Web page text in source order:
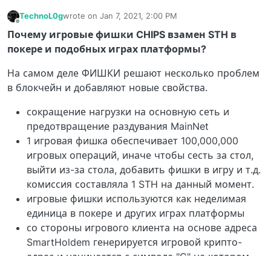
TechnoL0gwrote on Jan 7, 2021, 2:00 PM
last edited by
Почему игровые фишки CHIPS взамен STH в
покере и подобных играх платформы?
На самом деле ФИШКИ решают несколько проблем
в блокчейн и добавляют новые свойства.
сокращение нагрузки на основную сеть и
предотвращение раздувания MainNet
1 игровая фишка обеспечивает 100,000,000
игровых операций, иначе чтобы сесть за стол,
выйти из-за стола, добавить фишки в игру и т.д.
комиссия составляла 1 STH на данный момент.
игровые фишки используются как неделимая
единица в покере и других играх платформы
со стороны игрового клиента на основе адреса
SmartHoldem генерируется игровой крипто-